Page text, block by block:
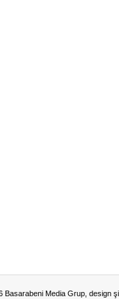
Basarabeni Media Grup, design